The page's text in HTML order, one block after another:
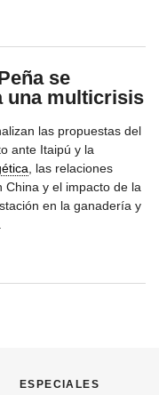
se
una multicrisis
las propuestas del
ante Itaipú y la
, las relaciones
China y el impacto de la
en la ganadería y
especiales